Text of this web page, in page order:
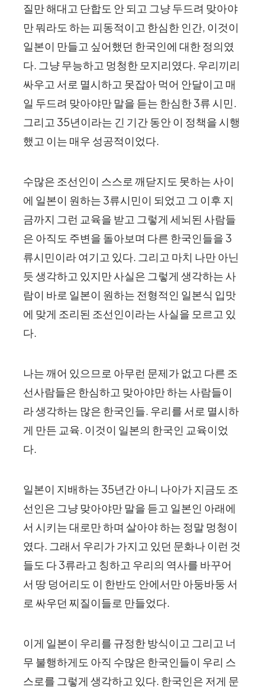
질만 해대고 단합도 안 되고 그냥 두드려 맞아야
만 뭐라도 하는 피동적이고 한심한 인간, 이것이
일본이 만들고 싶어했던 한국인에 대한 정의였
다. 그냥 무능하고 멍청한 모지리였다. 우리끼리
싸우고 서로 멸시하고 못잡아 먹어 안달이고 매
일 두드려 맞아야만 말을 듣는 한심한 3류 시민.
그리고 35년이라는 긴 기간 동안 이 정책을 시행
했고 이는 매우 성공적이었다.
수많은 조선인이 스스로 깨닫지도 못하는 사이
에 일본이 원하는 3류시민이 되었고 그 이후 지
금까지 그런 교육을 받고 그렇게 세뇌된 사람들
은 아직도 주변을 돌아보며 다른 한국인들을 3
류시민이라 여기고 있다. 그리고 마치 나만 아닌
듯 생각하고 있지만 사실은 그렇게 생각하는 사
람이 바로 일본이 원하는 전형적인 일본식 입맛
에 맞게 조리된 조선인이라는 사실을 모르고 있
다.
나는 깨어 있으므로 아무런 문제가 없고 다른 조
선사람들은 한심하고 맞아야만 하는 사람들이
라 생각하는 많은 한국인들. 우리를 서로 멸시하
게 만든 교육. 이것이 일본의 한국인 교육이었
다.
일본이 지배하는 35년간 아니 나아가 지금도 조
선인은 그냥 맞아야만 말을 듣고 일본인 아래에
서 시키는 대로만 하며 살아야 하는 정말 멍청이
였다. 그래서 우리가 가지고 있던 문화나 이런 것
들도 다 3류라고 칭하고 우리의 역사를 바꾸어
서 땅 덩어리도 이 한반도 안에서만 아둥바둥 서
로 싸우던 찌질이들로 만들었다.
이게 일본이 우리를 규정한 방식이고 그리고 너
무 불행하게도 아직 수많은 한국인들이 우리 스
스로를 그렇게 생각하고 있다. 한국인은 저게 문